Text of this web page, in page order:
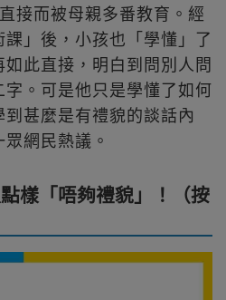
接而被母親多番教育。經
」後，小孩也「學懂」了
此直接，明白到問別人問
。可是他只是學懂了如何
甚麼是有禮貌的談話內
網民熱議。
樣「唔夠禮貌」！（按